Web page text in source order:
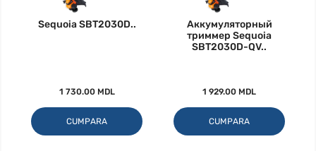
Sequoia SBT2030D..
1 730.00 MDL
CUMPARA
Аккумуляторный
триммер Sequoia
SBT2030D-QV..
1 929.00 MDL
CUMPARA